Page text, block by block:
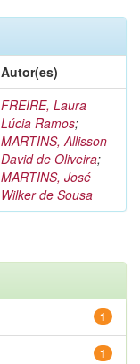
Autor(es)
FREIRE, Laura
Lúcia Ramos;
MARTINS, Allisson
David de Oliveira;
MARTINS, José
Wilker de Sousa
1
1